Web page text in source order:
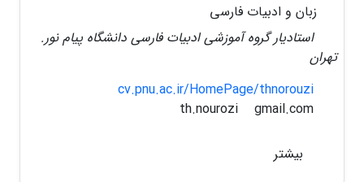
زبان و ادبیات فارسی
استادیار گروه آموزشی ادبیات فارسی دانشگاه پیام نور.
تهران
cv.pnu.ac.ir/HomePage/thnorouzi
gmail.com
بیشتر